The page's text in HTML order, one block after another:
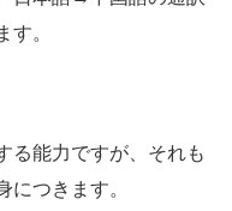
す。
る能力ですが、それも
につきます。